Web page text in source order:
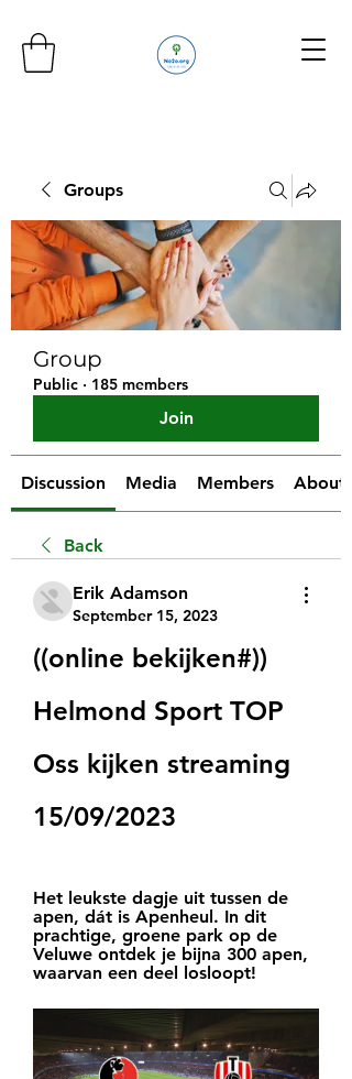
Groups
Group
Public · 185 members
Join
Discussion Media Members About
Back
Erik Adamson
September 15, 2023
((online bekijken#))
Helmond Sport TOP
Oss kijken streaming
15/09/2023
Het leukste dagje uit tussen de
apen, dát is Apenheul. In dit
prachtige, groene park op de
Veluwe ontdek je bijna 300 apen,
waarvan een deel losloopt!